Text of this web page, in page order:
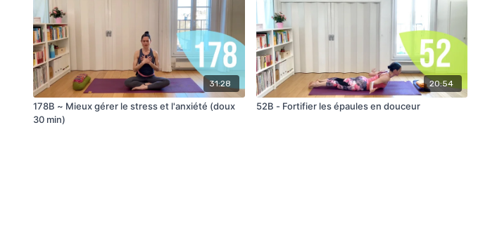
31:28
178B ~ Mieux gérer le stress et l'anxiété (doux
30 min)
20:54
52B - Fortifier les épaules en douceur